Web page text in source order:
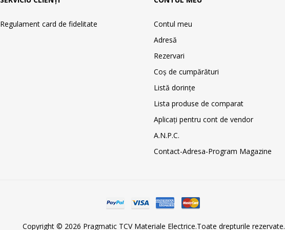
Regulament card de fidelitate
Contul meu
Adresă
Rezervari
Coş de cumpărături
Listă dorințe
Lista produse de comparat
Aplicați pentru cont de vendor
A.N.P.C.
Contact-Adresa-Program Magazine
Copyright © 2026 Pragmatic TCV Materiale Electrice.Toate drepturile rezervate.